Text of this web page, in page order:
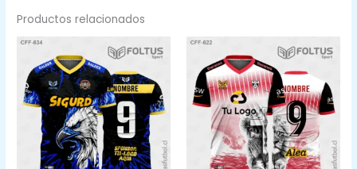
Productos relacionados